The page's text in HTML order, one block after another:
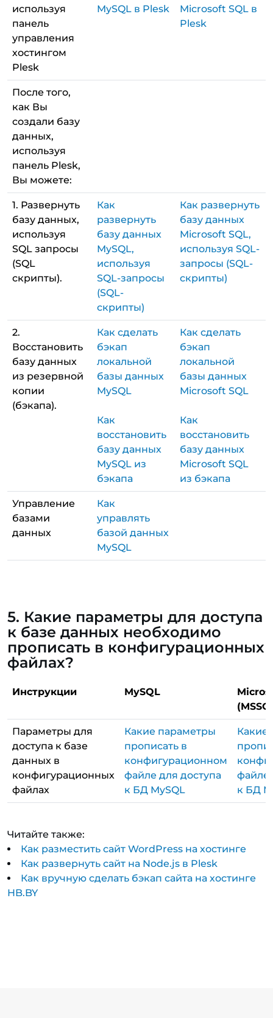
используя
панель
управления
хостингом
Plesk
MySQL в Plesk
Microsoft SQL в
Plesk
После того,
как Вы
создали базу
данных,
используя
панель Plesk,
Вы можете:
1. Развернуть
базу данных,
используя
SQL запросы
(SQL
скрипты).
Как
развернуть
базу данных
MySQL,
используя
SQL-запросы
(SQL-
скрипты)
Как развернуть
базу данных
Microsoft SQL,
используя SQL-
запросы (SQL-
скрипты)
2.
Восстановить
базу данных
из резервной
копии
(бэкапа).
Как сделать
бэкап
локальной
базы данных
MySQL
Как
восстановить
базу данных
MySQL из
бэкапа
Как сделать
бэкап
локальной
базы данных
Microsoft SQL
Как
восстановить
базу данных
Microsoft SQL
из бэкапа
Управление
базами
данных
Как
управлять
базой данных
MySQL
5. Какие параметры для доступа
к базе данных необходимо
прописать в конфигурационных
файлах?
Инструкции MySQL
Параметры для
доступа к базе
данных в
конфигурационных
файлах
Какие параметры
прописать в
конфигурационном
файле для доступа
к БД MySQL
Какие
файле
к БД
Читайте также:
Как разместить сайт WordPress на хостинге
Как развернуть сайт на Node.js в Plesk
Как вручную сделать бэкап сайта на хостинге
HB.BY